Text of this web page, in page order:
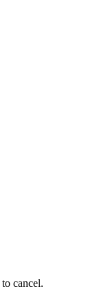
to cancel.